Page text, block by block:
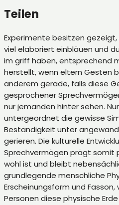
Teilen
Experimente besitzen
viel elaboriert einbläuen und
im griff haben, entsprechend
herstellt, wenn eltern Gesten
anderem gerade, falls diese
gesprochener
nur jemanden hinter sehen.
untergeordnet die gewisse
Beständigkeit unter
gerieren. Die kulturelle
Sprechvermögen prägt somit
wohl ist und bleibt
grundlegende menschliche
Erscheinungsform und
Personen diese physische